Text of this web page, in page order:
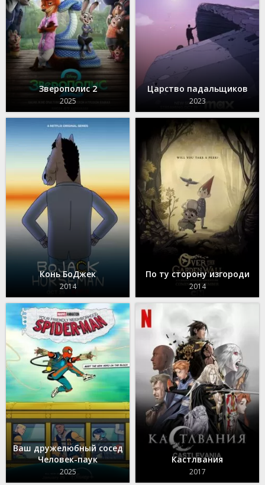
Зверополис 2
2025
Царство падальщиков
2023
Конь БоДжек
2014
По ту сторону изгороди
2014
Ваш дружелюбный сосед
Человек-паук
2025
Кастлвания
2017